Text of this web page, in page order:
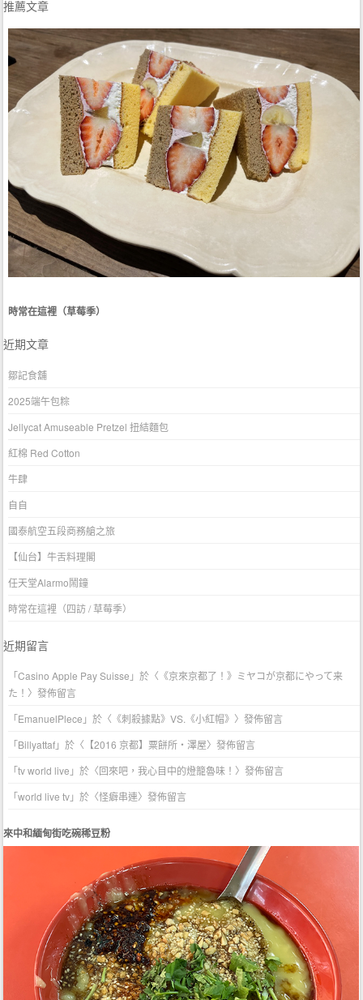
推薦文章
時常在這裡（草莓季）
近期文章
鄒記食舖
2025端午包粽
Jellycat Amuseable Pretzel 扭結麵包
紅棉 Red Cotton
牛肆
自自
國泰航空五段商務艙之旅
【仙台】牛舌料理閣
任天堂Alarmo鬧鐘
時常在這裡（四訪 / 草莓季）
近期留言
「Casino Apple Pay Suisse 」於〈 《京來京都了！》ミヤコが京都にやって来
た！ 〉發佈留言
「EmanuelPlece 」於〈 《刺殺據點》VS.《小紅帽》 〉發佈留言
「Billyattaf」於〈 【2016 京都】粟餅所・澤屋〉發佈留言
「tv world live 」於〈回來吧，我心目中的燈籠魯味！ 〉發佈留言
「world live tv」於〈怪癖串連〉發佈留言
來中和緬甸街吃碗稀豆粉